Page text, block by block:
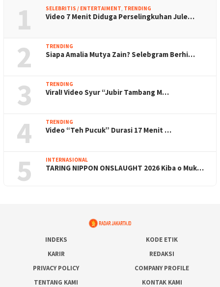
1 SELEBRITIS / ENTERTAIMENT, TRENDING
Video 7 Menit Diduga Perselingkuhan Jule…
2 TRENDING
Siapa Amalia Mutya Zain? Selebgram Berhi…
3 TRENDING
Viral! Video Syur “Jubir Tambang M…
4 TRENDING
Video “Teh Pucuk” Durasi 17 Menit …
5 INTERNASIONAL
TARING NIPPON ONSLAUGHT 2026 Kiba o Muk…
INDEKS
KODE ETIK
KARIR
REDAKSI
PRIVACY POLICY
COMPANY PROFILE
TENTANG KAMI
KONTAK KAMI